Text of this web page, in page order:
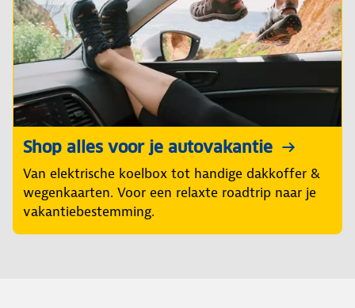
Shop alles voor je autovakantie
Van elektrische koelbox tot handige dakkoffer &
wegenkaarten. Voor een relaxte roadtrip naar je
vakantiebestemming.